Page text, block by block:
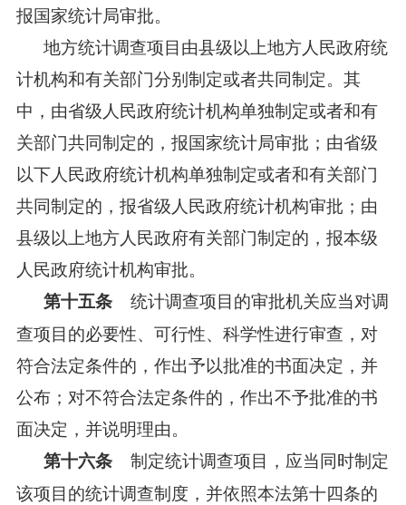
报国家统计局审批。
地方统计调查项目由县级以上地方人民政府统
计机构和有关部门分别制定或者共同制定。其
中，由省级人民政府统计机构单独制定或者和有
关部门共同制定的，报国家统计局审批；由省级
以下人民政府统计机构单独制定或者和有关部门
共同制定的，报省级人民政府统计机构审批；由
县级以上地方人民政府有关部门制定的，报本级
人民政府统计机构审批。
第十五条统计调查项目的审批机关应当对调
查项目的必要性、可行性、科学性进行审查，对
符合法定条件的，作出予以批准的书面决定，并
公布；对不符合法定条件的，作出不予批准的书
面决定，并说明理由。
第十六条制定统计调查项目，应当同时制定
该项目的统计调查制度，并依照本法第十四条的